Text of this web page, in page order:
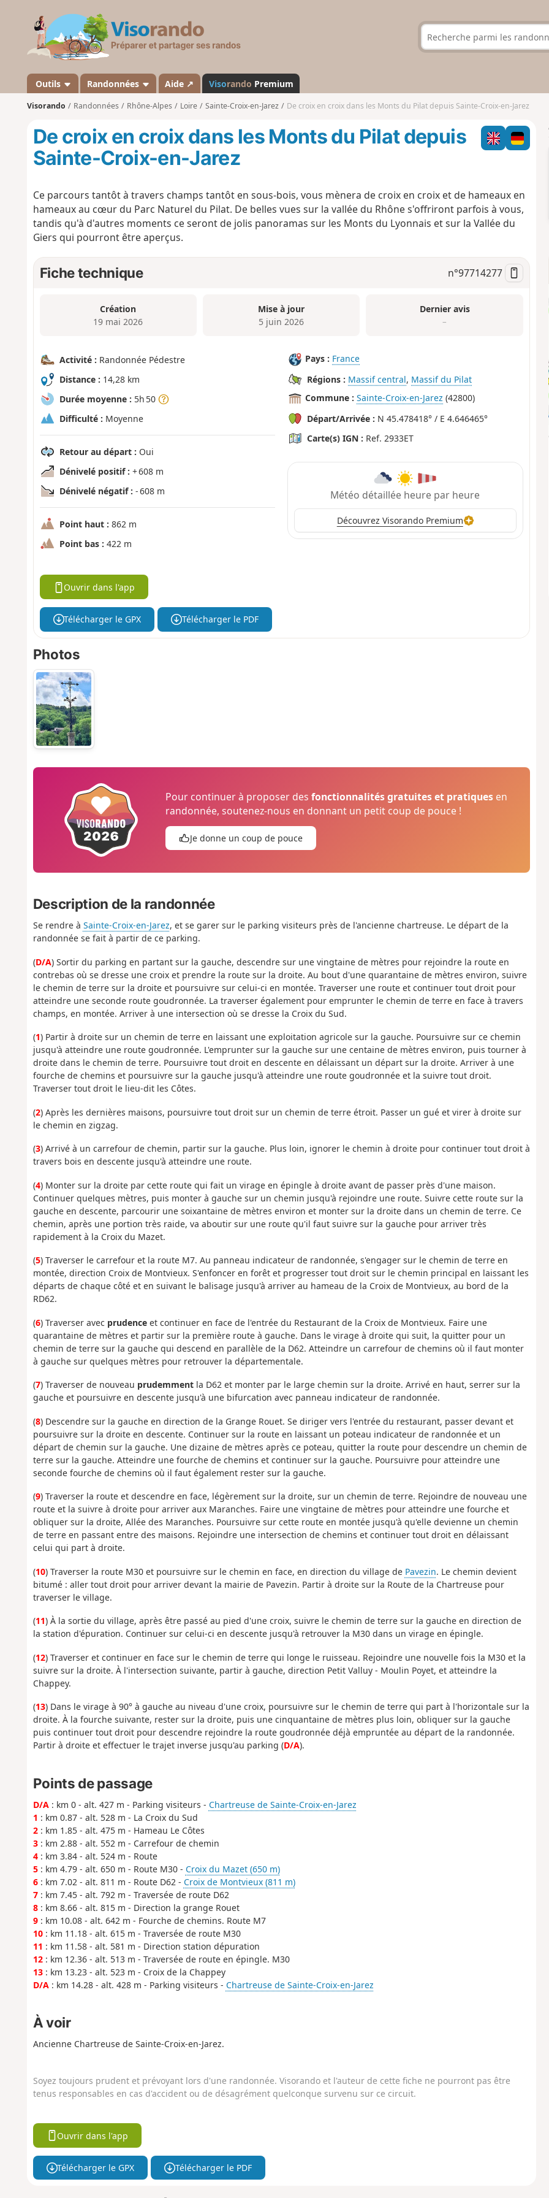
s
a
n
d
Outils Randonnées Aide ↗ Visorando Premium
Visorando Randonnées Rhône-Alpes Loire Sainte-Croix-en-Jarez De croix en croix dans les Monts du Pilat depuis Sainte-Croix-en-Jarez
De croix en croix dans les Monts du Pilat depuis
Sainte-Croix-en-Jarez
Ce parcours tantôt à travers champs tantôt en sous-bois, vous mènera de croix en croix et de hameaux en
hameaux au cœur du Parc Naturel du Pilat. De belles vues sur la vallée du Rhône s'offriront parfois à vous,
tandis qu'à d'autres moments ce seront de jolis panoramas sur les Monts du Lyonnais et sur la Vallée du
Giers qui pourront être aperçus.
Fiche technique n°97714277
Création
19 mai 2026
Mise à jour
5 juin 2026
Dernier avis
–
Activité : Randonnée Pédestre
Distance : 14,28 km
Durée moyenne : 5h 50
Difficulté : Moyenne
Retour au départ : Oui
Dénivelé positif : + 608 m
Dénivelé négatif : - 608 m
Point haut : 862 m
Point bas : 422 m
Pays : France
Régions : Massif central, Massif du Pilat
Commune : Sainte-Croix-en-Jarez (42800)
Départ/Arrivée : N 45.478418° / E 4.646465°
Carte(s) IGN : Ref. 2933ET
Météo détaillée heure par heure
Découvrez Visorando Premium
Ouvrir dans l'app
Télécharger le GPX Télécharger le PDF
Photos
Pour continuer à proposer desfonctionnalités gratuites et pratiques en
randonnée, soutenez-nous en donnant un petit coup de pouce !
Je donne un coup de pouce
Description de la randonnée
Se rendre à Sainte-Croix-en-Jarez, et se garer sur le parking visiteurs près de l'ancienne chartreuse. Le départ de la
randonnée se fait à partir de ce parking.
(D/A) Sortir du parking en partant sur la gauche, descendre sur une vingtaine de mètres pour rejoindre la route en
contrebas où se dresse une croix et prendre la route sur la droite. Au bout d'une quarantaine de mètres environ, suivre
le chemin de terre sur la droite et poursuivre sur celui-ci en montée. Traverser une route et continuer tout droit pour
atteindre une seconde route goudronnée. La traverser également pour emprunter le chemin de terre en face à travers
champs, en montée. Arriver à une intersection où se dresse la Croix du Sud.
(1) Partir à droite sur un chemin de terre en laissant une exploitation agricole sur la gauche. Poursuivre sur ce chemin
jusqu'à atteindre une route goudronnée. L'emprunter sur la gauche sur une centaine de mètres environ, puis tourner à
droite dans le chemin de terre. Poursuivre tout droit en descente en délaissant un départ sur la droite. Arriver à une
fourche de chemins et poursuivre sur la gauche jusqu'à atteindre une route goudronnée et la suivre tout droit.
Traverser tout droit le lieu-dit les Côtes.
(2) Après les dernières maisons, poursuivre tout droit sur un chemin de terre étroit. Passer un gué et virer à droite sur
le chemin en zigzag.
(3) Arrivé à un carrefour de chemin, partir sur la gauche. Plus loin, ignorer le chemin à droite pour continuer tout droit à
travers bois en descente jusqu'à atteindre une route.
(4) Monter sur la droite par cette route qui fait un virage en épingle à droite avant de passer près d'une maison.
Continuer quelques mètres, puis monter à gauche sur un chemin jusqu'à rejoindre une route. Suivre cette route sur la
gauche en descente, parcourir une soixantaine de mètres environ et monter sur la droite dans un chemin de terre. Ce
chemin, après une portion très raide, va aboutir sur une route qu'il faut suivre sur la gauche pour arriver très
rapidement à la Croix du Mazet.
(5) Traverser le carrefour et la route M7. Au panneau indicateur de randonnée, s'engager sur le chemin de terre en
montée, direction Croix de Montvieux. S'enfoncer en forêt et progresser tout droit sur le chemin principal en laissant les
départs de chaque côté et en suivant le balisage jusqu'à arriver au hameau de la Croix de Montvieux, au bord de la
RD62.
(6) Traverser avec prudenceet continuer en face de l'entrée du Restaurant de la Croix de Montvieux. Faire une
quarantaine de mètres et partir sur la première route à gauche. Dans le virage à droite qui suit, la quitter pour un
chemin de terre sur la gauche qui descend en parallèle de la D62. Atteindre un carrefour de chemins où il faut monter
à gauche sur quelques mètres pour retrouver la départementale.
(7) Traverser de nouveau prudemmentla D62 et monter par le large chemin sur la droite. Arrivé en haut, serrer sur la
gauche et poursuivre en descente jusqu'à une bifurcation avec panneau indicateur de randonnée.
(8) Descendre sur la gauche en direction de la Grange Rouet. Se diriger vers l'entrée du restaurant, passer devant et
poursuivre sur la droite en descente. Continuer sur la route en laissant un poteau indicateur de randonnée et un
départ de chemin sur la gauche. Une dizaine de mètres après ce poteau, quitter la route pour descendre un chemin de
terre sur la gauche. Atteindre une fourche de chemins et continuer sur la gauche. Poursuivre pour atteindre une
seconde fourche de chemins où il faut également rester sur la gauche.
(9) Traverser la route et descendre en face, légèrement sur la droite, sur un chemin de terre. Rejoindre de nouveau une
route et la suivre à droite pour arriver aux Maranches. Faire une vingtaine de mètres pour atteindre une fourche et
obliquer sur la droite, Allée des Maranches. Poursuivre sur cette route en montée jusqu'à qu'elle devienne un chemin
de terre en passant entre des maisons. Rejoindre une intersection de chemins et continuer tout droit en délaissant
celui qui part à droite.
(10) Traverser la route M30 et poursuivre sur le chemin en face, en direction du village de Pavezin. Le chemin devient
bitumé : aller tout droit pour arriver devant la mairie de Pavezin. Partir à droite sur la Route de la Chartreuse pour
traverser le village.
(11) À la sortie du village, après être passé au pied d'une croix, suivre le chemin de terre sur la gauche en direction de
la station d'épuration. Continuer sur celui-ci en descente jusqu'à retrouver la M30 dans un virage en épingle.
(12) Traverser et continuer en face sur le chemin de terre qui longe le ruisseau. Rejoindre une nouvelle fois la M30 et la
suivre sur la droite. À l'intersection suivante, partir à gauche, direction Petit Valluy - Moulin Poyet, et atteindre la
Chappey.
(13) Dans le virage à 90° à gauche au niveau d'une croix, poursuivre sur le chemin de terre qui part à l'horizontale sur la
droite. À la fourche suivante, rester sur la droite, puis une cinquantaine de mètres plus loin, obliquer sur la gauche
puis continuer tout droit pour descendre rejoindre la route goudronnée déjà empruntée au départ de la randonnée.
Partir à droite et effectuer le trajet inverse jusqu'au parking (D/A).
Points de passage
D/A: km 0 - alt. 427 m - Parking visiteurs - Chartreuse de Sainte-Croix-en-Jarez
1 : km 0.87 - alt. 528 m - La Croix du Sud
2: km 1.85 - alt. 475 m - Hameau Le Côtes
3: km 2.88 - alt. 552 m - Carrefour de chemin
4: km 3.84 - alt. 524 m - Route
5: km 4.79 - alt. 650 m - Route M30 - Croix du Mazet (650 m)
6: km 7.02 - alt. 811 m - Route D62 - Croix de Montvieux (811 m)
7: km 7.45 - alt. 792 m - Traversée de route D62
8: km 8.66 - alt. 815 m - Direction la grange Rouet
9: km 10.08 - alt. 642 m - Fourche de chemins. Route M7
10: km 11.18 - alt. 615 m - Traversée de route M30
11 : km 11.58 - alt. 581 m - Direction station dépuration
12: km 12.36 - alt. 513 m - Traversée de route en épingle. M30
13: km 13.23 - alt. 523 m - Croix de la Chappey
D/A: km 14.28 - alt. 428 m - Parking visiteurs - Chartreuse de Sainte-Croix-en-Jarez
À voir
Ancienne Chartreuse de Sainte-Croix-en-Jarez.
Soyez toujours prudent et prévoyant lors d'une randonnée. Visorando et l'auteur de cette fiche ne pourront pas être
tenus responsables en cas d'accident ou de désagrément quelconque survenu sur ce circuit.
Ouvrir dans l'app
Télécharger le GPX Télécharger le PDF